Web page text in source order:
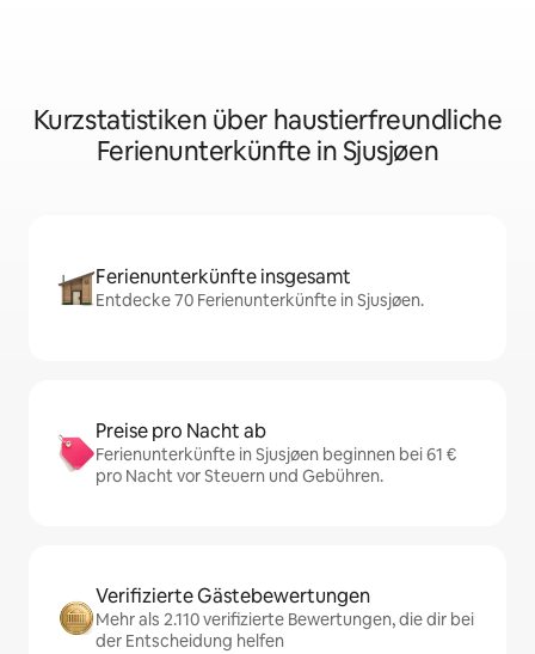
Kurzstatistiken über haustierfreundliche
Ferienunterkünfte in Sjusjøen
Ferienunterkünfte insgesamt
Entdecke 70 Ferienunterkünfte in Sjusjøen.
Preise pro Nacht ab
Ferienunterkünfte in Sjusjøen beginnen bei 61 €
pro Nacht vor Steuern und Gebühren.
Verifizierte Gästebewertungen
Mehr als 2.110 verifizierte Bewertungen, die dir bei
der Entscheidung helfen